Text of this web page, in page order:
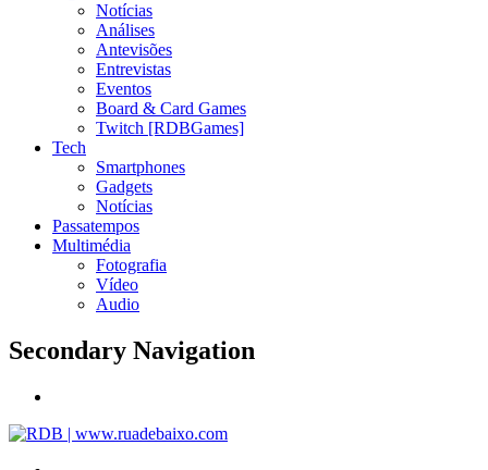
Notícias
Análises
Antevisões
Entrevistas
Eventos
Board & Card Games
Twitch [RDBGames]
Tech
Smartphones
Gadgets
Notícias
Passatempos
Multimédia
Fotografia
Vídeo
Audio
Secondary Navigation